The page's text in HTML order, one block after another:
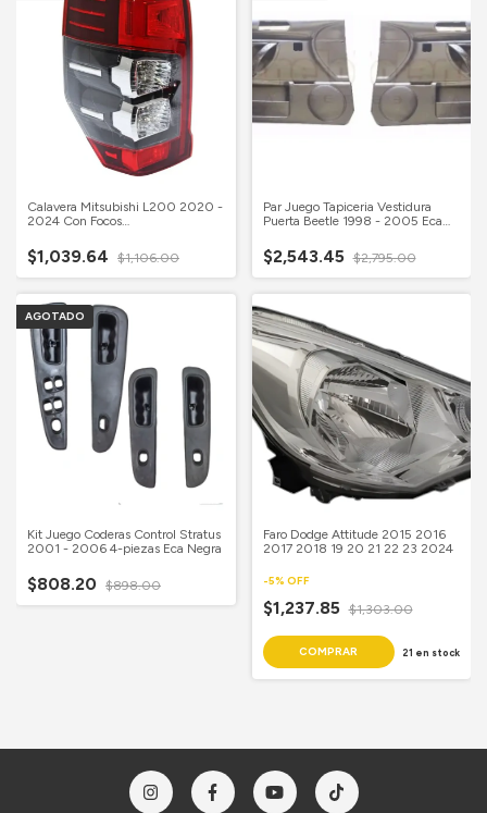
Calavera Mitsubishi L200 2020 -
2024 Con Focos
$1,039.64 $1,106.00
Par Juego Tapiceria Vestidura
Puerta Beetle 1998 - 2005 Eca
$2,543.45 $2,795.00
AGOTADO
Kit Juego Coderas Control Stratus
2001 - 2006 4-piezas Eca Negra
$808.20 $898.00
Faro Dodge Attitude 2015 2016
2017 2018 19 20 21 22 23 2024
-5% OFF
$1,237.85 $1,303.00
21 en stock